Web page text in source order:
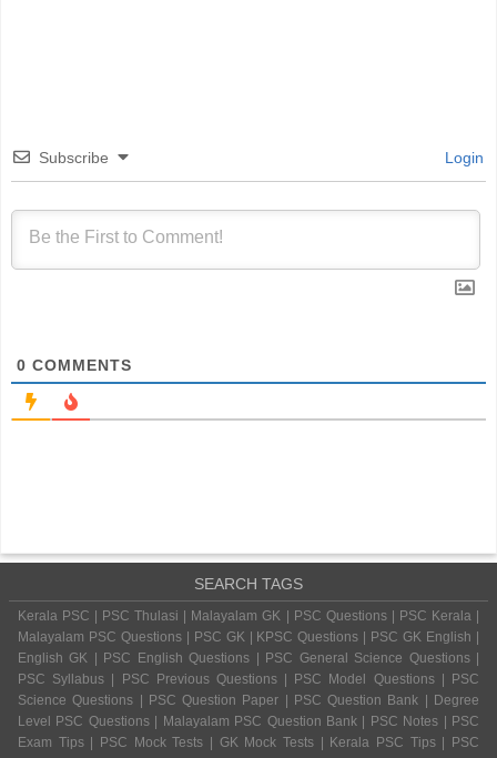
Subscribe Login
0 COMMENTS
SEARCH TAGS
Kerala PSC | PSC Thulasi | Malayalam GK | PSC Questions | PSC Kerala |
Malayalam PSC Questions | PSC GK | KPSC Questions | PSC GK English |
English GK | PSC English Questions | PSC General Science Questions |
PSC Syllabus | PSC Previous Questions | PSC Model Questions | PSC
Science Questions | PSC Question Paper | PSC Question Bank | Degree
Level PSC Questions | Malayalam PSC Question Bank | PSC Notes | PSC
Exam Tips | PSC Mock Tests | GK Mock Tests | Kerala PSC Tips | PSC